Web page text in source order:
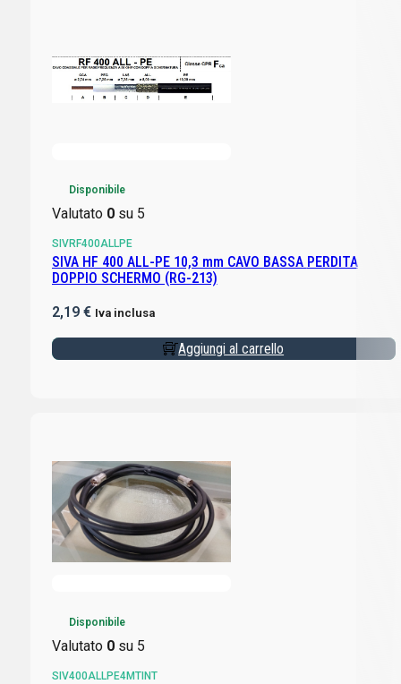
Disponibile
Valutato 0su 5
SIVRF400ALLPE
SIVA HF 400 ALL-PE 10,3 mm CAVO BASSA PERDITA
DOPPIO SCHERMO (RG-213)
2,19 € Iva inclusa
Aggiungi al carrello
Disponibile
Valutato 0su 5
SIV400ALLPE4MTINT